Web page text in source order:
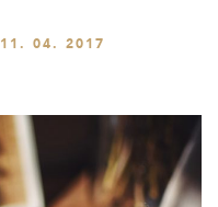
11. 04. 2017